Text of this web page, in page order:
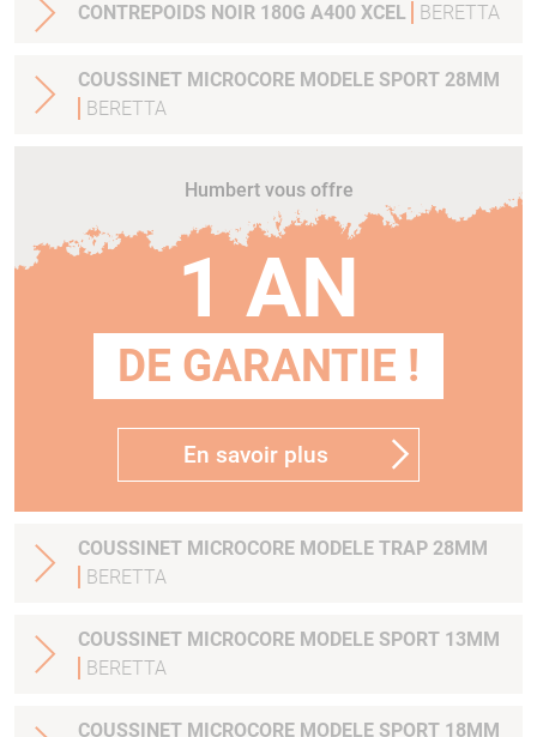
CONTREPOIDS NOIR 180G A400 XCEL BERETTA
COUSSINET MICROCORE MODELE SPORT 28MM
BERETTA
Humbert vous offre
1 AN
DE GARANTIE !
En savoir plus
COUSSINET MICROCORE MODELE TRAP 28MM
BERETTA
COUSSINET MICROCORE MODELE SPORT 13MM
BERETTA
COUSSINET MICROCORE MODELE SPORT 18MM